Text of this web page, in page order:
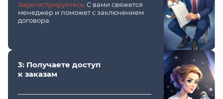
Зарегистрируйтесь . С вами свяжется
менеджер и поможет с заключением
договора.
3: Получаете доступ
к заказам